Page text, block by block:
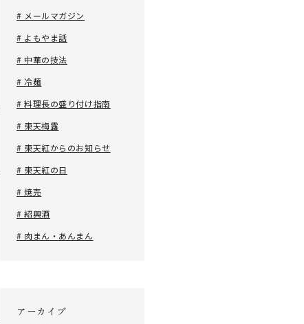
# メールマガジン
# よもやま話
# 中華の技法
# 冷麺
# 料理長の盛り付け指南
# 東天梅露
# 東天紅からのお知らせ
# 東天紅の日
# 焼売
# 紹興酒
# 肉まん・あんまん
アーカイブ